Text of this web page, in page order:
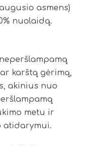
asmens)
nuolaidą.
karštą gėrimą,
akinius nuo
metu ir
atidarymui.